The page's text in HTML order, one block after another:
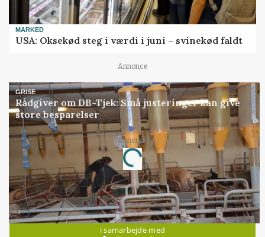
MARKED
USA: Oksekød steg i værdi i juni – svinekød faldt
Annonce
GRISE
Rådgiver om DB-Tjek: Små justeringer kan give
store besparelser
Annonce
Loading...
Jobs
i samarbejde med